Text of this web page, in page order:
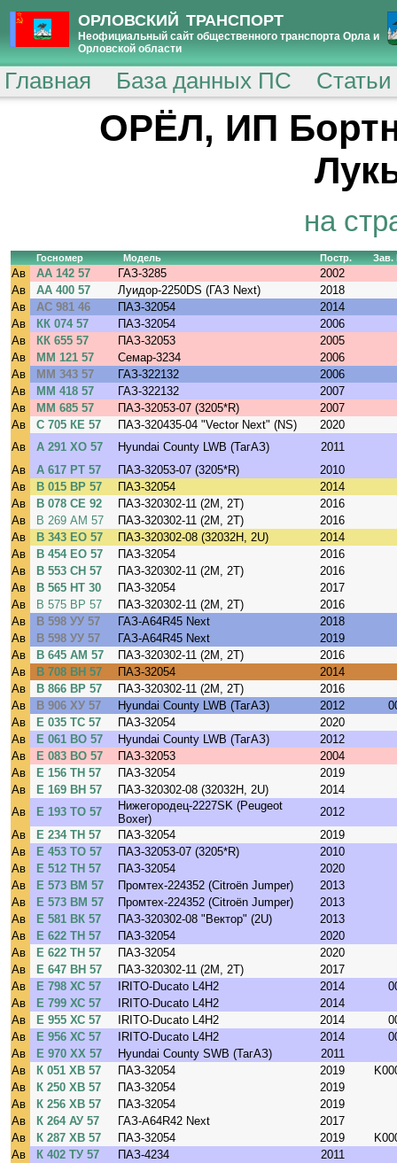
ОРЛОВСКИЙ ТРАНСПОРТ
Неофициальный сайт общественного транспорта Орла и
Орловской области
Главная База данных ПС
ОРЁЛ, ИП
на
Госномер Модель Постр.
Ав АА 142 57 ГАЗ-3285
2002
Ав
АА 400 57 Луидор-2250DS (ГАЗ Next)
2018
Ав
АС 981 46 ПАЗ-32054
2014
Ав
КК 074 57 ПАЗ-32054
2006
Ав
КК 655 57 ПАЗ-32053
2005
Ав
ММ 121 57 Семар-3234
2006
Ав
ММ 343 57 ГАЗ-322132
2006
Ав
ММ 418 57 ГАЗ-322132
2007
Ав
ММ 685 57 ПАЗ-32053-07 (3205*R)
2007
Ав
C 705 КЕ 57 ПАЗ-320435-04 "Vector Next" (NS)
2020
Ав
А 291 ХО 57 Hyundai County LWB (ТагАЗ)
2011
Ав
А 617 РТ 57 ПАЗ-32053-07 (3205*R)
2010
Ав
В 015 ВР 57 ПАЗ-32054
2014
Ав
В 078 СЕ 92 ПАЗ-320302-11 (2M, 2T)
2016
Ав
В 269 АМ 57 ПАЗ-320302-11 (2M, 2T)
2016
Ав
В 343 ЕО 57 ПАЗ-320302-08 (32032H, 2U)
2014
Ав
В 454 ЕО 57 ПАЗ-32054
2016
Ав
В 553 СН 57 ПАЗ-320302-11 (2M, 2T)
2016
Ав
В 565 НТ 30 ПАЗ-32054
2017
Ав
В 575 ВР 57 ПАЗ-320302-11 (2M, 2T)
2016
Ав
В 598 УУ 57 ГАЗ-A64R45 Next
2018
Ав
В 598 УУ 57 ГАЗ-A64R45 Next
2019
Ав
В 645 АМ 57 ПАЗ-320302-11 (2M, 2T)
2016
Ав
В 708 ВН 57 ПАЗ-32054
2014
Ав
В 866 ВР 57 ПАЗ-320302-11 (2M, 2T)
2016
Ав
В 906 ХУ 57 Hyundai County LWB (ТагАЗ) 2012
Ав
Е 035 ТС 57 ПАЗ-32054
2020
Ав
Е 061 ВО 57 Hyundai County LWB (ТагАЗ)
2012
Ав
Е 083 ВО 57 ПАЗ-32053
2004
Ав
Е 156 ТН 57 ПАЗ-32054
2019
Ав
Е 169 ВН 57 ПАЗ-320302-08 (32032H, 2U)
2014
Ав
Е 193 ТО 57
Нижегородец-2227SK (Peugeot
Boxer)
2012
Ав
Е 234 ТН 57 ПАЗ-32054
2019
Ав
Е 453 ТО 57 ПАЗ-32053-07 (3205*R)
2010
Ав
Е 512 ТН 57 ПАЗ-32054
2020
Ав
Е 573 ВМ 57 Промтех-224352 (Citroёn Jumper)
2013
Ав
Е 573 ВМ 57 Промтех-224352 (Citroёn Jumper)
2013
Ав
Е 581 ВК 57 ПАЗ-320302-08 "Вектор" (2U)
2013
Ав
Е 622 ТН 57 ПАЗ-32054
2020
Ав
Е 622 ТН 57 ПАЗ-32054
2020
Ав
Е 647 ВН 57 ПАЗ-320302-11 (2M, 2T)
2017
Ав
Е 798 ХС 57 IRITO-Ducato L4H2 2014
Ав
Е 799 ХС 57 IRITO-Ducato L4H2
2014
Ав
Е 955 ХС 57 IRITO-Ducato L4H2 2014
Ав
Е 956 ХС 57 IRITO-Ducato L4H2 2014
Ав
Е 970 ХХ 57 Hyundai County SWB (ТагАЗ)
2011
Ав
К 051 ХВ 57 ПАЗ-32054 2019
Ав
К 250 ХВ 57 ПАЗ-32054
2019
Ав
К 256 ХВ 57 ПАЗ-32054
2019
Ав
К 264 АУ 57 ГАЗ-A64R42 Next
2017
Ав
К 287 ХВ 57 ПАЗ-32054 2019
Ав
К 402 ТУ 57 ПАЗ-4234
2011